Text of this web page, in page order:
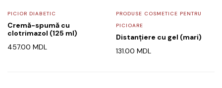
PICIOR DIABETIC
Cremă-spumă cu
clotrimazol (125 ml)
457.00 MDL
PRODUSE COSMETICE PENTRU
PICIOARE
Distanțiere cu gel (mari)
131.00 MDL